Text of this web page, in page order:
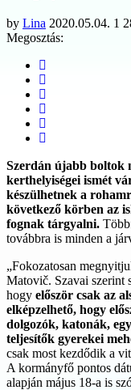
by Lina 2020.05.04. 1
Megosztás:
Szerdán újabb boltok
kerthelyiségei ismét
készülhetnek a
következő körben az
fognak tárgyalni.
továbbra is minden a
„Fokozatosan
Matovič. Szavai szerint
hogy először csak az
elképzelhető, hogy
dolgozók, katonák,
teljesítők gyerekei
csak most kezdődik a
A kormányfő pontos
alapján május 18-a is